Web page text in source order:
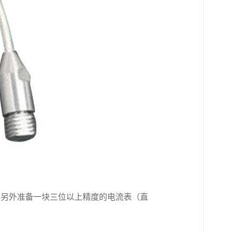
外准备一块三位以上精度的电流表（直